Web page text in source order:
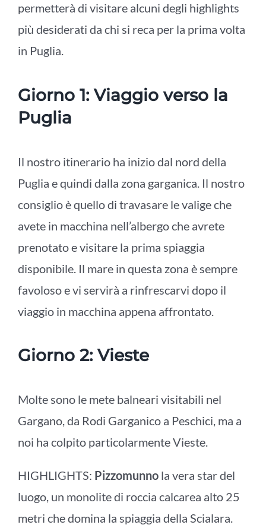
permetterà di visitare alcuni degli highlights
più desiderati da chi si reca per la prima volta
in Puglia.
Giorno 1: Viaggio verso la
Puglia
Il nostro itinerario ha inizio dal nord della
Puglia e quindi dalla zona garganica. Il nostro
consiglio è quello di travasare le valige che
avete in macchina nell’albergo che avrete
prenotato e visitare la prima spiaggia
disponibile. Il mare in questa zona è sempre
favoloso e vi servirà a rinfrescarvi dopo il
viaggio in macchina appena affrontato.
Giorno 2:Vieste
Molte sono le mete balneari visitabili nel
Gargano, da Rodi Garganico a Peschici, ma a
noi ha colpito particolarmente Vieste.
HIGHLIGHTS: Pizzomunnola vera star del
luogo, un monolite di roccia calcarea alto 25
metri che domina la spiaggia della Scialara.